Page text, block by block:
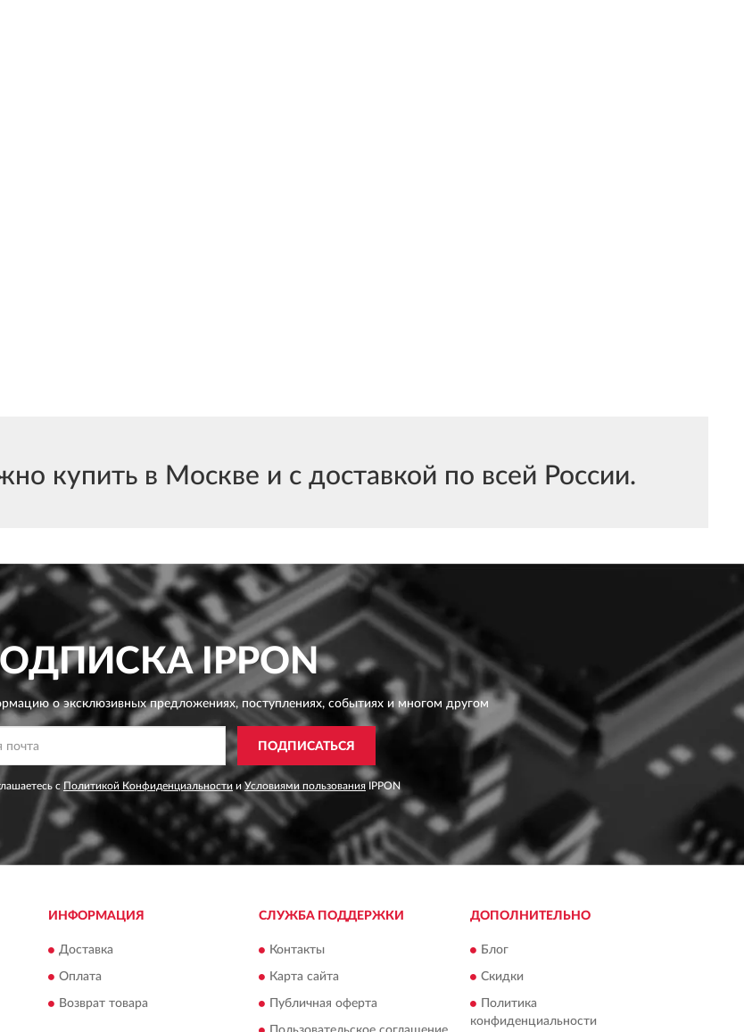
купить в Москве и с доставкой по всей России.
IPPON
о эксклюзивных предложениях,поступлениях, событиях и многом другом
ПОДПИСАТЬСЯ
с Политикой Конфиденциальности иУсловиями пользованияIPPON
ИНФОРМАЦИЯ
Доставка
Оплата
Возврат товара
СЛУЖБА ПОДДЕРЖКИ
Контакты
Карта сайта
Публичная оферта
ДОПОЛНИТЕЛЬНО
Блог
Скидки
Политика
конфиденциальности